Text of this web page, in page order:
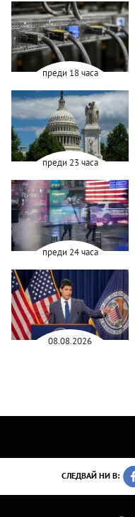
преди 18 часа
преди 23 часа
преди 24 часа
08.08.2026
СЛЕДВАЙ НИ В: